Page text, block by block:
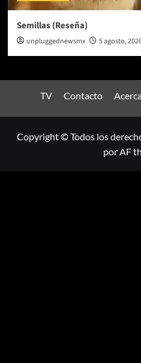
Semillas (Reseña)
unpluggednewsmx 5 agosto,
TV Contacto
Copyright © Todos los
por AF